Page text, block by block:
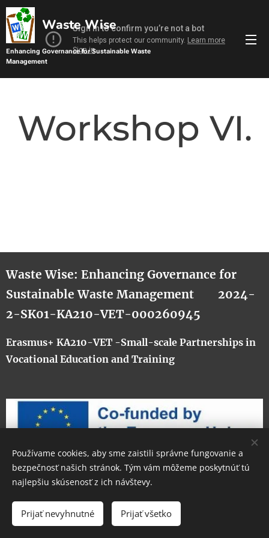
Waste Wise
Enhancing Governance for Sustainable Waste
Management
Workshop VI.
Waste Wise: Enhancing Governance for
Sustainable Waste Management 2024-
2-SK01-KA210-VET-000260945
Erasmus+ KA210-VET -Small-scale Partnerships in
Vocational Education and Training
Cookies
Slovenčina
English Italiano
Používame cookies, aby sme zaistili správne fungovanie a
bezpečnosť našich stránok. Tým vám môžeme poskytnúť tú
najlepšiu skúsenosť z ich návštevy.
Prijať nevyhnutné Prijať všetko